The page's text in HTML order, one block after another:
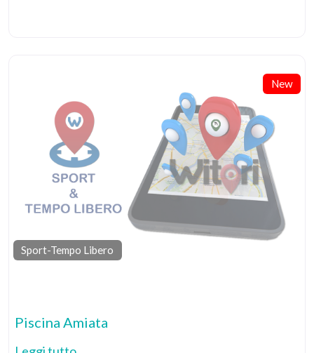
New
Sport-Tempo Libero
Piscina Amiata